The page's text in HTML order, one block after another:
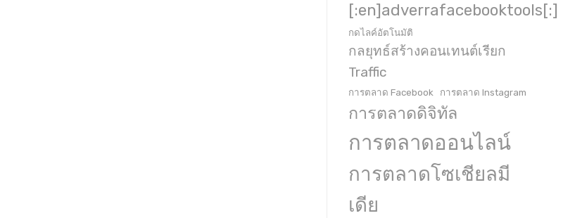
[:en]adverrafacebooktools[:]
กดไลค์อัตโนมัติ
กลยุทธ์สร้างคอนเทนต์เรียก
Traffic
การตลาด Facebook การตลาด Instagram
การตลาดดิจิทัล
การตลาดออนไลน์
การตลาดโซเชียลมี
เดีย